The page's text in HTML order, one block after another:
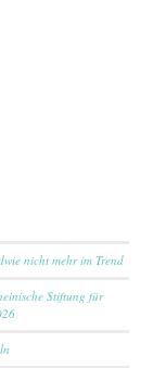
nicht mehr im Trend
Stiftung für